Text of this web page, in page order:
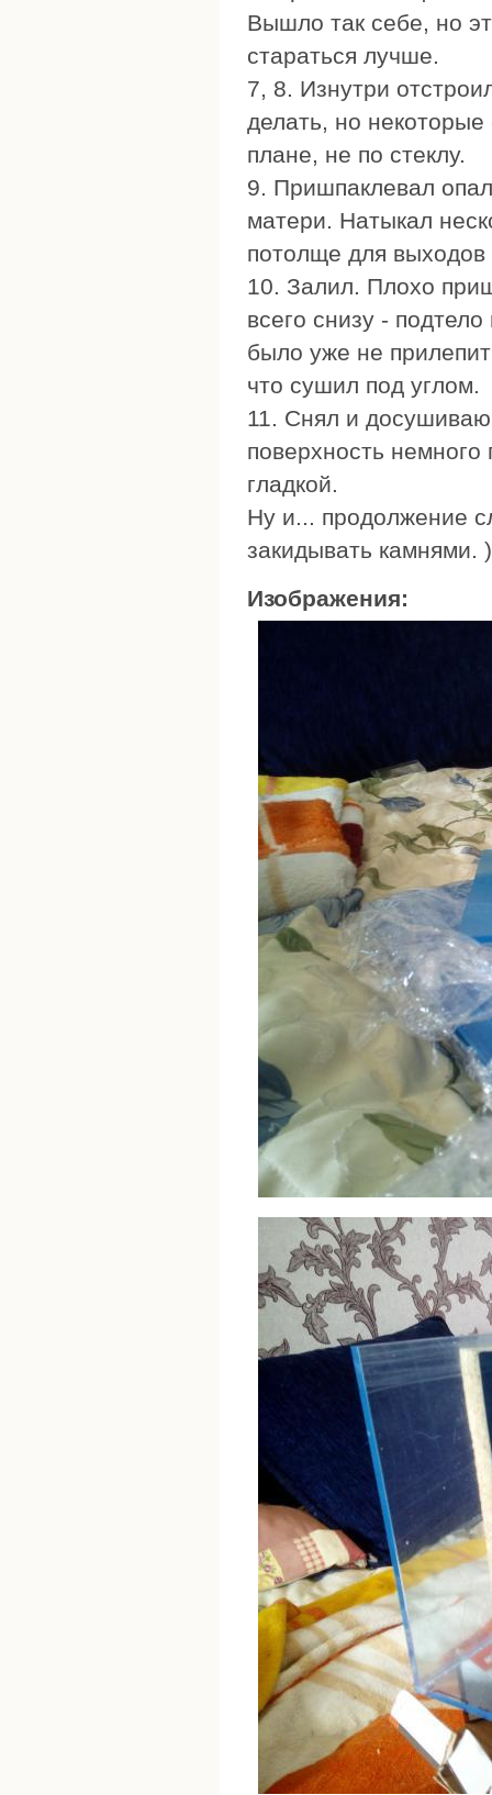
Вышло так себе, но
стараться лучше.
7, 8. Изнутри
делать, но
плане, не по стеклу.
9. Пришпаклевал
матери. Натыкал
потолще для выходов
10. Залил. Плохо
всего снизу -
было уже не
что сушил под углом.
11. Снял и
поверхность
гладкой.
Ну и... продолжение
закидывать камнями.
Изображения: